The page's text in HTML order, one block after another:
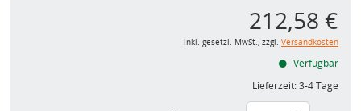
212,58 €
inkl. gesetzl. MwSt., zzgl. Versandkosten
Verfügbar
Lieferzeit:3-4 Tage